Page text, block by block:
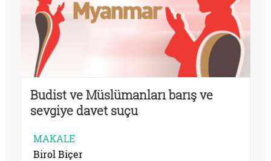
Budist ve Müslümanları barış ve
sevgiye davet suçu
MAKALE
Birol Biçer